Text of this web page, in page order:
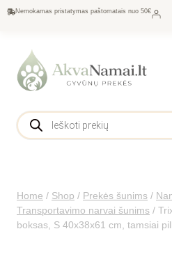
Nemokamas pristatymas paštomatais nuo 50€
Home / Shop / Prekės šunims /
Transportavimo narvai šunims /
boksas, S 40x38x61 cm, tamsiai